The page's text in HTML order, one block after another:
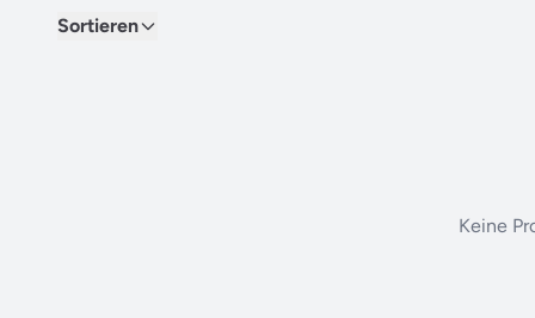
Sortieren
Keine